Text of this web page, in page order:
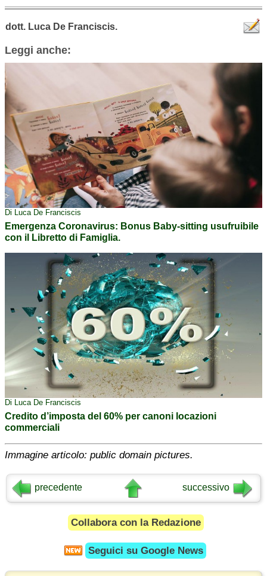
dott. Luca De Franciscis.
Leggi anche:
Di Luca De Franciscis
Emergenza Coronavirus: Bonus Baby-sitting usufruibile
con il Libretto di Famiglia.
Di Luca De Franciscis
Credito d’imposta del 60% per canoni locazioni
commerciali
Immagine articolo: public domain pictures.
precedente successivo
Collabora con la Redazione
Seguici su Google News